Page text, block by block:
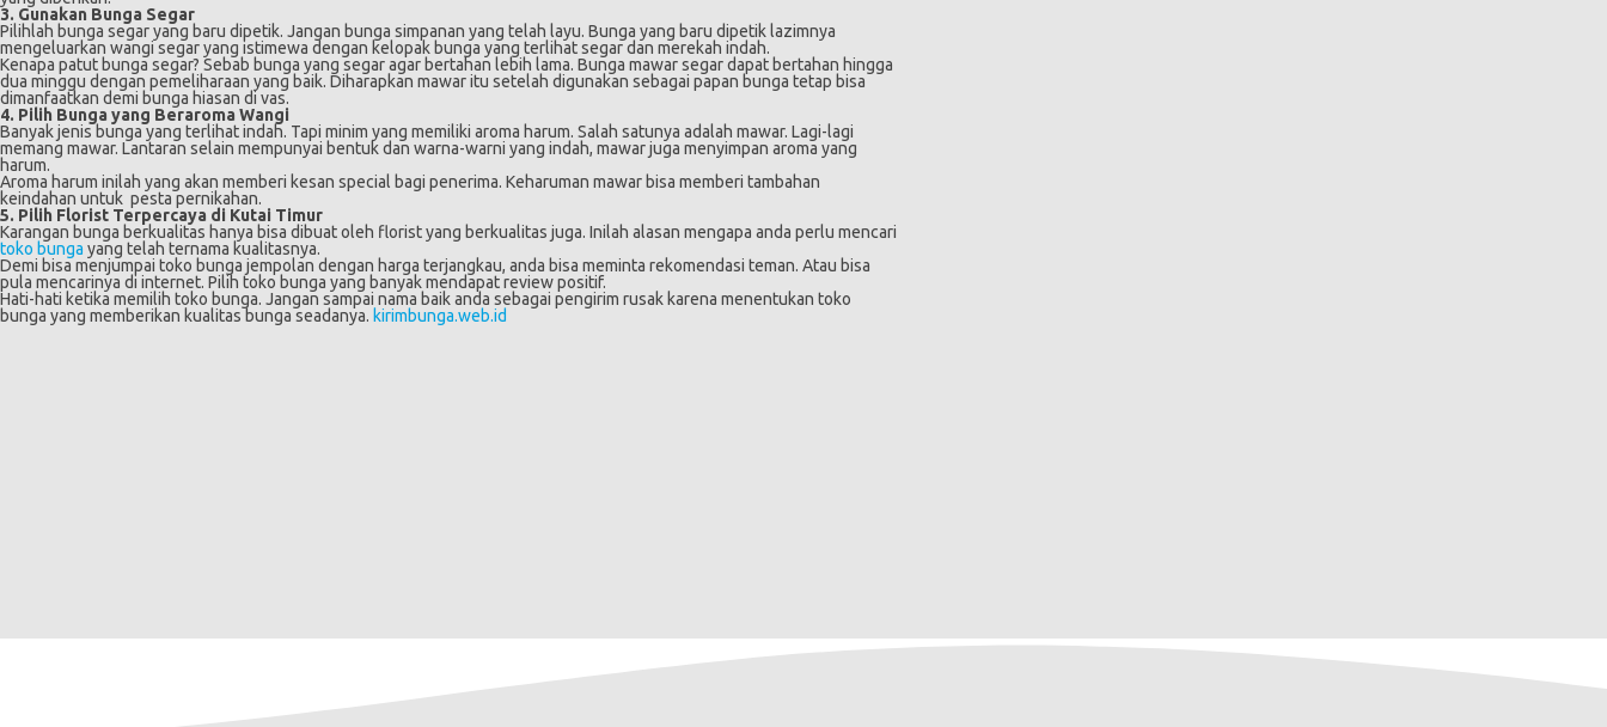
3. Gunakan Bunga Segar
Pilihlah bunga segar yang baru dipetik. Jangan bunga simpanan yang telah layu. Bunga yang baru dipetik lazimnya
mengeluarkan wangi segar yang istimewa dengan kelopak bunga yang terlihat segar dan merekah indah.
Kenapa patut bunga segar? Sebab bunga yang segar agar bertahan lebih lama. Bunga mawar segar dapat bertahan hingga
dua minggu dengan pemeliharaan yang baik. Diharapkan mawar itu setelah digunakan sebagai papan bunga tetap bisa
dimanfaatkan demi bunga hiasan di vas.
4. Pilih Bunga yang Beraroma Wangi
Banyak jenis bunga yang terlihat indah. Tapi minim yang memiliki aroma harum. Salah satunya adalah mawar. Lagi-lagi
memang mawar. Lantaran selain mempunyai bentuk dan warna-warni yang indah, mawar juga menyimpan aroma yang
harum.
Aroma harum inilah yang akan memberi kesan special bagi penerima. Keharuman mawar bisa memberi tambahan
keindahan untuk pesta pernikahan.
5. Pilih Florist Terpercaya di Kutai Timur
Karangan bunga berkualitas hanya bisa dibuat oleh florist yang berkualitas juga. Inilah alasan mengapa anda perlu mencari
toko bunga yang telah ternama kualitasnya.
Demi bisa menjumpai toko bunga jempolan dengan harga terjangkau, anda bisa meminta rekomendasi teman. Atau bisa
pula mencarinya di internet. Pilih toko bunga yang banyak mendapat review positif.
Hati-hati ketika memilih toko bunga. Jangan sampai nama baik anda sebagai pengirim rusak karena menentukan toko
bunga yang memberikan kualitas bunga seadanya. kirimbunga.web.id